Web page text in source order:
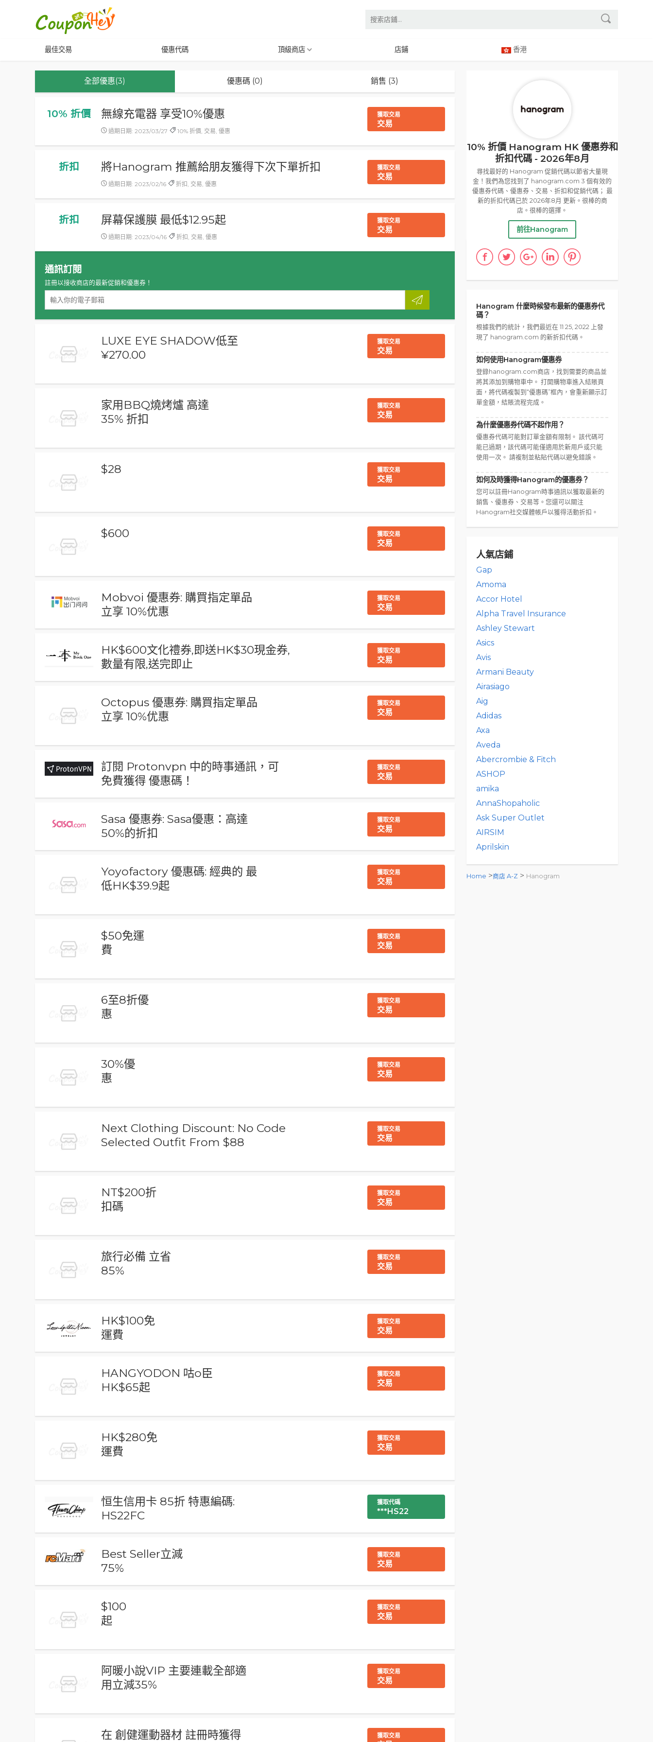
最佳交易 優惠代碼 頂級商店 店鋪 香港
全部優惠(3) 優惠碼 (0) 銷售 (3)
10% 折價 無線充電器 享受10%優惠
過期日期: 2023/03/27 10% 折價, 交易, 優惠
獲取交易
交易
折扣 將Hanogram 推薦給朋友獲得下次下單折扣
過期日期: 2023/02/16 折扣, 交易, 優惠
獲取交易
交易
折扣 屏幕保護膜 最低$12.95起
過期日期: 2023/04/16 折扣, 交易, 優惠
獲取交易
交易
通訊訂閱
註冊以接收商店的最新促銷和優惠券！
LUXE EYE SHADOW低至
¥270.00
獲取交易
交易
家用BBQ燒烤爐 高達
35% 折扣
獲取交易
交易
$28 獲取交易
交易
$600 獲取交易
交易
Mobvoi 優惠券: 購買指定單品
立享 10%优惠
獲取交易
交易
HK$600文化禮券,即送HK$30現金券,
數量有限,送完即止
獲取交易
交易
Octopus 優惠券: 購買指定單品
立享 10%优惠
獲取交易
交易
訂閱 Protonvpn 中的時事通訊，可
免費獲得 優惠碼！
獲取交易
交易
Sasa 優惠券: Sasa優惠：高達
50%的折扣
獲取交易
交易
Yoyofactory 優惠碼: 經典的 最
低HK$39.9起
獲取交易
交易
$50免運
費
獲取交易
交易
6至8折優
惠
獲取交易
交易
30%優
惠
獲取交易
交易
Next Clothing Discount: No Code
Selected Outfit From $88
獲取交易
交易
NT$200折
扣碼
獲取交易
交易
旅行必備 立省
85%
獲取交易
交易
HK$100免
運費
獲取交易
交易
HANGYODON 咕o臣
HK$65起
獲取交易
交易
HK$280免
運費
獲取交易
交易
恒生信用卡 85折 特惠編碼:
HS22FC
獲取代碼
***HS22
Best Seller立減
75%
獲取交易
交易
$100
起
獲取交易
交易
阿暖小說VIP 主要連載全部適
用立減35%
獲取交易
交易
在 創健運動器材 註冊時獲得 獲取交易
10% 折價 Hanogram HK 優惠券和
折扣代碼 - 2026年8月
尋找最好的 Hanogram 促銷代碼以節省大量現
金！我們為您找到了 hanogram.com 3 個有效的
優惠券代碼、優惠券、交易、折扣和促銷代碼； 最
新的折扣代碼已於 2026年8月 更新。很棒的商
店。很棒的選擇。
前往Hanogram
Hanogram 什麼時候發布最新的優惠券代
碼？
根據我們的統計，我們最近在 11 25, 2022 上發
現了 hanogram.com 的新折扣代碼。
如何使用Hanogram優惠券
登錄hanogram.com商店，找到需要的商品並
將其添加到購物車中。 打開購物車進入結賬頁
面，將代碼複製到“優惠碼”框內，會重新顯示訂
單金額，結賬流程完成。
為什麼優惠券代碼不起作用？
優惠券代碼可能對訂單金額有限制。 該代碼可
能已過期，該代碼可能僅適用於新用戶或只能
使用一次。 請複制並粘貼代碼以避免錯誤。
如何及時獲得Hanogram的優惠券？
您可以註冊Hanogram時事通訊以獲取最新的
銷售、優惠券、交易等。您還可以關注
Hanogram社交媒體帳戶以獲得活動折扣。
人氣店鋪
Gap
Amoma
Accor Hotel
Alpha Travel Insurance
Ashley Stewart
Asics
Avis
Armani Beauty
Airasiago
Aig
Adidas
Axa
Aveda
Abercrombie & Fitch
ASHOP
amika
AnnaShopaholic
Ask Super Outlet
AIRSIM
Aprilskin
Home >商店 A-Z > Hanogram